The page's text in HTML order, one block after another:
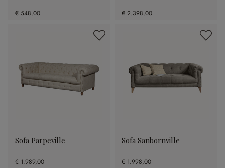
€ 548,00 € 2.398,00
Sofa Parpeville
€ 1.989,00
Sofa Sanbornville
€ 1.998,00